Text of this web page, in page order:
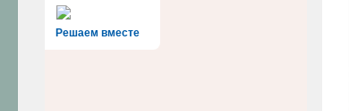
Решаем вместе